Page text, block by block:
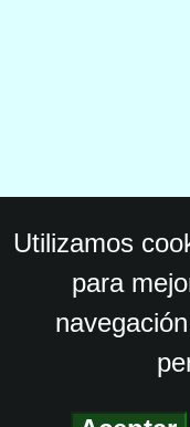
Utilizamos
para